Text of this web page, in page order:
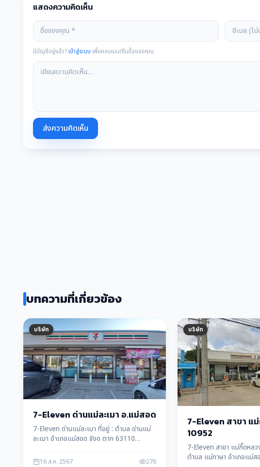
แสดงความคิดเห็น
มีบัญชีอยู่แล้ว?เข้าสู่ระบบ เพื่อคอมเมนต์ในชื่อของคุณ
ส่งความคิดเห็น
บทความที่เกี่ยวข้อง
บริษัท
7-Eleven ด่านแม่ละเมา อ.แม่สอด
7-Eleven ด่านแม่ละเมา ที่อยู่ : ตำบล ด่านแม่
ละเมา อำเภอแม่สอด จังด ตาก 63110
16 ส.ค. 2567 276
บริษัท
7-Eleven สาขา แ
10952
7-Eleven สาขา แม่กิ๊ดหล
ตำบล แม่กาษา อำเภอแม่